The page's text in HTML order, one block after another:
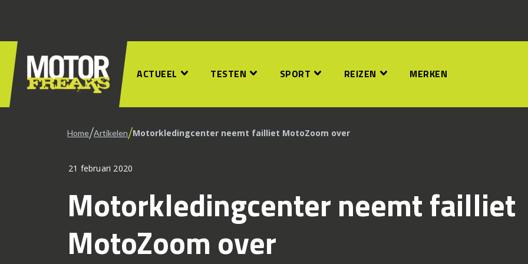
ACTUEEL TESTEN SPORT REIZEN MERKEN
Home/Artikelen/Motorkledingcenter neemt failliet MotoZoom over
21 februari 2020
Motorkledingcenter neemt failliet
MotoZoom over